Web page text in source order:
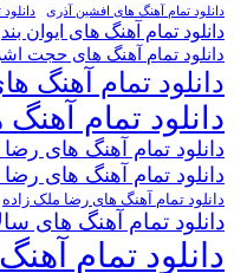
دانلود تمام آهنگ های افشین آذری
دانلود تمام آهنگ های ایوان بند
دانلود تمام آهنگ های حجت
دانلود تمام آهنگ
دانلود تمام
دانلود تمام آهنگ های رضا
دانلود تمام آهنگ های
دانلود تمام آهنگ های رضا ملک زاده
دانلود تمام آهنگ های
دانلود تمام